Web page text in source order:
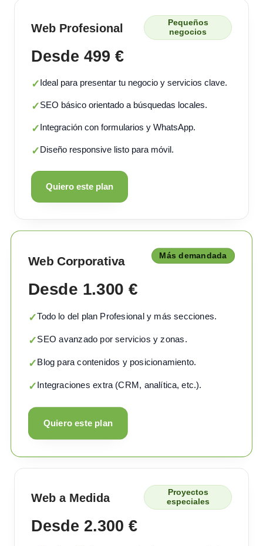
Web Profesional
Pequeños
negocios
Desde 499 €
✓Ideal para presentar tu negocio y servicios clave.
✓SEO básico orientado a búsquedas locales.
✓Integración con formularios y WhatsApp.
✓Diseño responsive listo para móvil.
Quiero este plan
Web Corporativa Más demandada
Desde 1.300 €
✓Todo lo del plan Profesional y más secciones.
✓SEO avanzado por servicios y zonas.
✓Blog para contenidos y posicionamiento.
✓Integraciones extra (CRM, analítica, etc.).
Quiero este plan
Web a Medida
Proyectos
especiales
Desde 2.300 €